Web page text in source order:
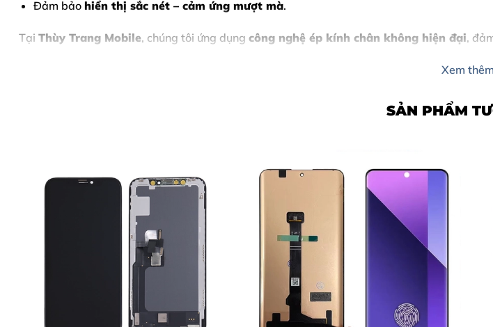
Đảm bảo hiển thị sắc nét – cảm ứng mượt mà.
Tại Thùy Trang Mobile, chúng tôi ứng dụng công nghệ ép kính chân không hiện đại,
Bước 2: Lập Phiếu Tiếp Nhận & Chuẩn Đoán Chi Tiết
Bước 3: Thông Báo Kết Quả & Báo Giá Chính Thức
Bước 4: Thực Hiện Ép Kính iPhone 17
Bước 5: Bàn Giao Thiết Bị & Thanh Toán
Cam Kết Khi Ép Kính iPhone 17 Tại Thùy Trang Mobile
Liên Hệ Ép Kính iPhone 17 Ngay Hôm Nay
Dấu Hiệu Cần Ép Kính iPhone 17 Ngay
Xem thêm
SẢN PHẨM